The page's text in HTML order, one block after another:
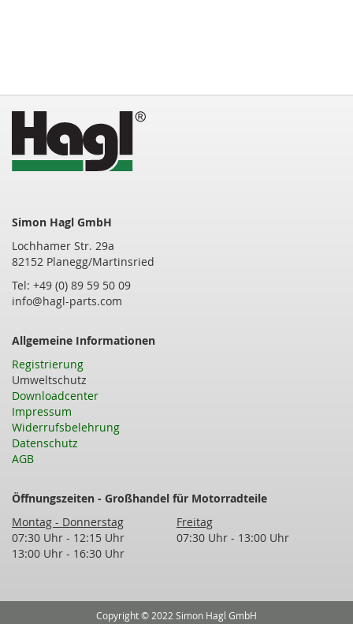
Simon Hagl GmbH
Lochhamer Str. 29a
82152 Planegg/Martinsried
Tel: +49 (0) 89 59 50 09
info@hagl-parts.com
Allgemeine Informationen
Registrierung
Umweltschutz
Downloadcenter
Impressum
Widerrufsbelehrung
Datenschutz
AGB
Öffnungszeiten - Großhandel für Motorradteile
Montag - Donnerstag
Freitag
07:30 Uhr - 12:15 Uhr
13:00 Uhr - 16:30 Uhr
07:30 Uhr - 13:00 Uhr
Copyright © 2022 Simon Hagl GmbH